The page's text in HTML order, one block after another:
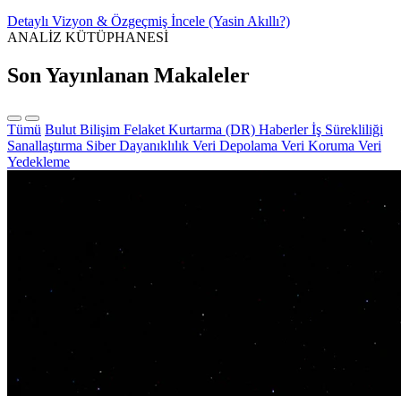
Detaylı Vizyon & Özgeçmiş İncele (Yasin Akıllı?)
ANALİZ KÜTÜPHANESİ
Son Yayınlanan Makaleler
Tümü Bulut Bilişim Felaket Kurtarma (DR) Haberlerİş Sürekliliği
Sanallaştırma Siber Dayanıklılık Veri Depolama Veri Koruma Veri
Yedekleme